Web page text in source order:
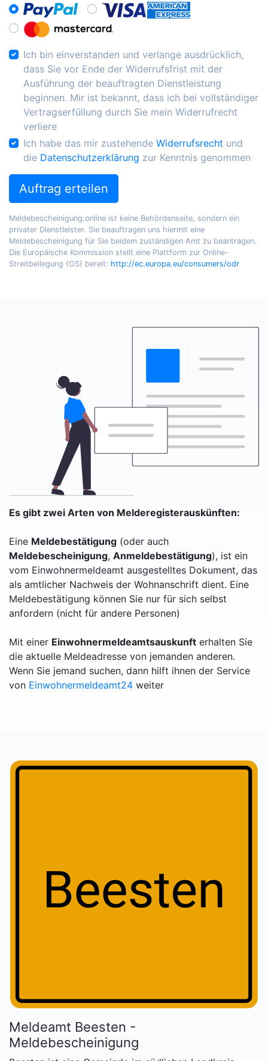
Ich bin einverstanden und verlange ausdrücklich,
dass Sie vor Ende der Widerrufsfrist mit der
Ausführung der beauftragten Dienstleistung
beginnen. Mir ist bekannt, dass ich bei vollständiger
Vertragserfüllung durch Sie mein Widerrufrecht
verliere
Ich habe das mir zustehende Widerrufsrecht und
die Datenschutzerklärung zur Kenntnis genommen
Auftrag erteilen
Meldebescheinigung.online ist keine Behördenseite, sondern ein
privater Dienstleister. Sie beauftragen uns hiermit eine
Meldebescheinigung für Sie beidem zuständigen Amt zu beantragen.
Die Europäische Kommission stellt eine Plattform zur Online-
Streitbeilegung (OS) bereit: http://ec.europa.eu/consumers/odr
Es gibt zwei Arten von Melderegisterauskünften:
Eine Meldebestätigung (oder auch
Meldebescheinigung, Anmeldebestätigung), ist ein
vom Einwohnermeldeamt ausgestelltes Dokument, das
als amtlicher Nachweis der Wohnanschrift dient. Eine
Meldebestätigung können Sie nur für sich selbst
anfordern (nicht für andere Personen)
Mit einer Einwohnermeldeamtsauskunft erhalten Sie
die aktuelle Meldeadresse von jemanden anderen.
Wenn Sie jemand suchen, dann hilft ihnen der Service
von Einwohnermeldeamt24 weiter
Meldeamt Beesten -
Meldebescheinigung